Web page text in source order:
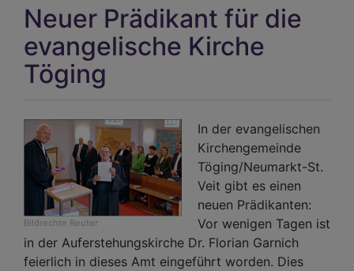
Neuer Prädikant für die
evangelische Kirche
Töging
Bildrechte Reuter
In der evangelischen
Kirchengemeinde
Töging/Neumarkt-St.
Veit gibt es einen
neuen Prädikanten:
Vor wenigen Tagen ist
in der Auferstehungskirche Dr. Florian Garnich
feierlich in dieses Amt eingeführt worden. Dies